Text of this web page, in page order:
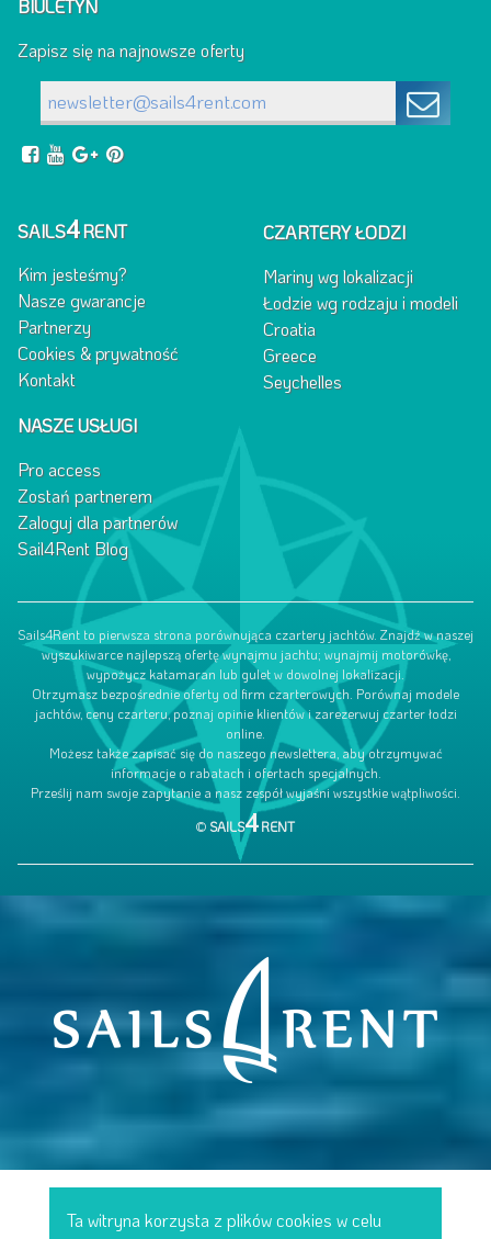
BIULETYN
Zapisz się na najnowsze oferty
SAILS4RENT
Kim jesteśmy?
Nasze gwarancje
Partnerzy
Cookies & prywatność
Kontakt
CZARTERY ŁODZI
Mariny wg lokalizacji
Łodzie wg rodzaju i modeli
Croatia
Greece
Seychelles
NASZE USŁUGI
Pro access
Zostań partnerem
Zaloguj dla partnerów
Sail4Rent Blog
Sails4Rent to pierwsza strona porównująca czartery jachtów. Znajdź w naszej
wyszukiwarce najlepszą ofertę wynajmu jachtu; wynajmij motorówkę,
wypożycz katamaran lub gulet w dowolnej lokalizacji.
Otrzymasz bezpośrednie oferty od firm czarterowych. Porównaj modele
jachtów, ceny czarteru, poznaj opinie klientów i zarezerwuj czarter łodzi
online.
Możesz także zapisać się do naszego newslettera, aby otrzymywać
informacje o rabatach i ofertach specjalnych.
Prześlij nam swoje zapytanie a nasz zespół wyjaśni wszystkie wątpliwości.
© SAILS4RENT
Ta witryna korzysta z plików cookies w celu